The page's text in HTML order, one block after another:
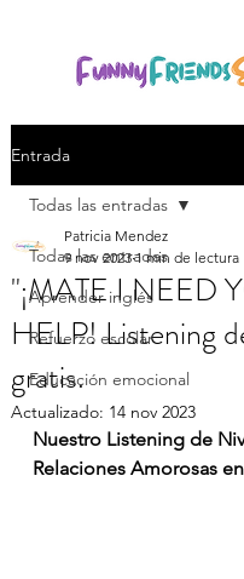
Entrada
Todas las entradas
Aprender inglés
Refuerzo escolar
Educación emocional
Todas las entradas
"¡MATE I NEED
HELP! Listening
gratis.
Patricia Mendez
9 nov 2023 1 min de lectura
Actualizado: 14 nov 2023
Nuestro Listening de
Relaciones Amorosas